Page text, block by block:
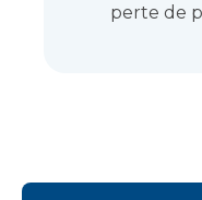
perte de